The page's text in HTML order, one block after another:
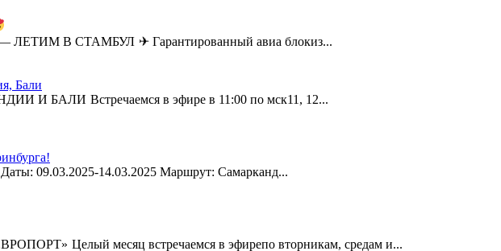
В СТАМБУЛ ✈ Гарантированный авиа блокиз...
Бали
БАЛИ Встречаемся в эфире в 11:00 по мск11, 12...
09.03.2025-14.03.2025 Маршрут: Самарканд...
Целый месяц встречаемся в эфирепо вторникам, средам и...